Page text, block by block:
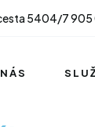
5404/7 905